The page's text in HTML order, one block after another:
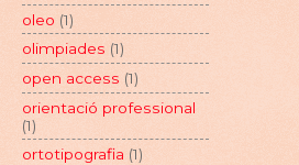
oleo (1)
olimpiades (1)
open access (1)
orientació professional
(1)
ortotipografia (1)